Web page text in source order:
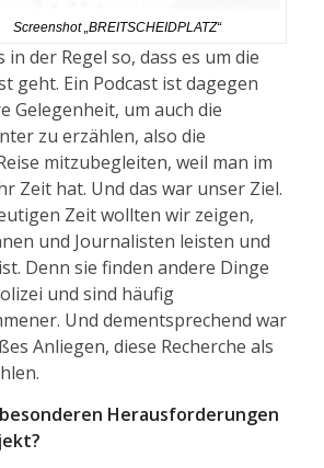
Screenshot „BREITSCHEIDPLATZ“
in der Regel so, dass es um die
geht. Ein Podcast ist dagegen
Gelegenheit, um auch die
zu erzählen, also die
mitzubegleiten, weil man im
Zeit hat. Und das war unser Ziel.
Zeit wollten wir zeigen,
und Journalisten leisten und
Denn sie finden andere Dinge
und sind häufig
Und dementsprechend war
Anliegen, diese Recherche als
Herausforderungen